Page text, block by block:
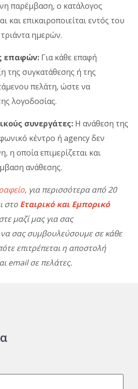
παρέμβαση, ο κατάλογος
και επικαιροποιείται εντός του
ημερών.
επαφών: Για κάθε επαφή
της συγκατάθεσης ή της
πελάτη, ώστε να
λογοδοσίας.
συνεργάτες: Η ανάθεση της
κέντρο ή agency δεν
η οποία επιμερίζεται και
ανάθεσης.
, για περισσότερα από 20
στο Εταιρικό και Εμπορικό
μαζί μας για σας
σας συμβουλεύσουμε σε κάθε
επιτρέπεται η αποστολή
email σε πελάτες.